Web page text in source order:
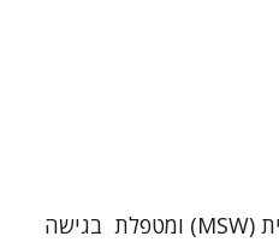
שמי דנה כהן, עובדת סוציאלית (MSW) ומטפלת בגישה